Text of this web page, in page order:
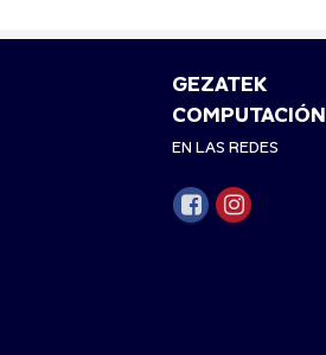
GEZATEK
COMPUTACIÓN
EN LAS REDES